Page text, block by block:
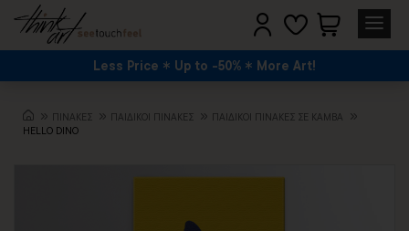
Less Price Up to -50% More Art!
ΠΙΝΑΚΕΣ ΠΑΙΔΙΚΟΙ ΠΙΝΑΚΕΣ
ΠΑΙΔΙΚΟΊ ΠΊΝΑΚΕΣ ΣΕ ΚΑΜΒΆ
HELLO DINO